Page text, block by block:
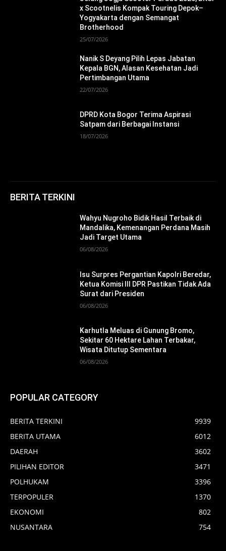
x Scootnelis Kompak Touring Depok–
Yogyakarta dengan Semangat
Brotherhood
25/07/2026
Nanik S Deyang Pilih Lepas Jabatan
Kepala BGN, Alasan Kesehatan Jadi
Pertimbangan Utama
22/07/2026
DPRD Kota Bogor Terima Aspirasi
Satpam dari Berbagai Instansi
18/07/2026
BERITA TERKINI
Wahyu Nugroho Bidik Hasil Terbaik di
Mandalika, Kemenangan Perdana Masih
Jadi Target Utama
06/08/2026
Isu Surpres Pergantian Kapolri Beredar,
Ketua Komisi III DPR Pastikan Tidak Ada
Surat dari Presiden
06/08/2026
Karhutla Meluas di Gunung Bromo,
Sekitar 60 Hektare Lahan Terbakar,
Wisata Ditutup Sementara
06/08/2026
POPULAR CATEGORY
BERITA TERKINI
9939
BERITA UTAMA
6012
DAERAH
3602
PILIHAN EDITOR
3471
POLHUKAM
3396
TERPOPULER
1370
EKONOMI
802
NUSANTARA
754